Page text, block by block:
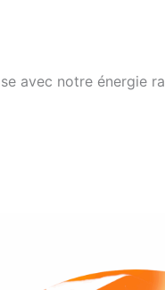
avec notre énergie